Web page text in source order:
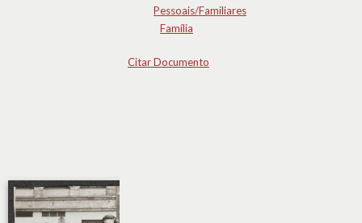
Pessoais/Familiares
Família
Citar Documento